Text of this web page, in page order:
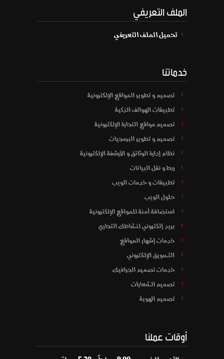
الملف التعريفي
تحميل الملف التعريفي
خدماتنا
تصميم و تطوير المواقع الإلكترونية
تطبيقات الهواتف الذكية
تصميم مواقع التجارة الإلكترونية
تصميم و تطوير البرمجيات
نظام إدارة الوثائق و الأرشفة الإلكترونية
ربط و نقل البيانات
تطبيقات و خدمات الويب
حلول الويب
استضافة آمنة للمواقع الإلكترونية
بريد إلكتروني لنشاطك التجاري
خدمات إشهار المواقع
التسويق الإلكتروني
خدمات تصميم الجرافيك
تصميم الشعارات
تصميم الهوية
أوقات عملنا